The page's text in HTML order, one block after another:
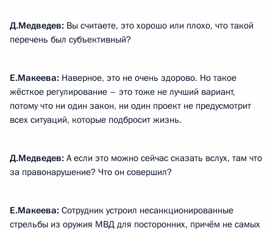
Д.Медведев: Вы считаете, это хорошо или плохо, что такой
перечень был субъективный?
Е.Макеева: Наверное, это не очень здорово. Но такое
жёсткое регулирование – это тоже не лучший вариант,
потому что ни один закон, ни один проект не предусмотрит
всех ситуаций, которые подбросит жизнь.
Д.Медведев: А если это можно сейчас сказать вслух, там что
за правонарушение? Что он совершил?
Е.Макеева: Сотрудник устроил несанкционированные
стрельбы из оружия МВД для посторонних, причём не самых